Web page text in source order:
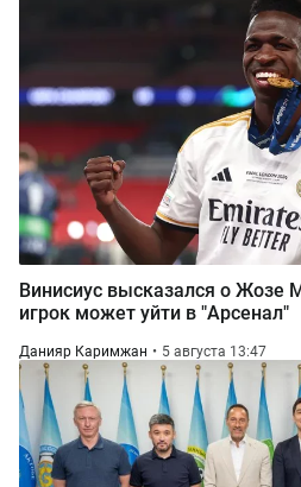
Винисиус высказался о Жозе
игрок может уйти в "Арсенал"
Данияр Каримжан 5 августа 13:47